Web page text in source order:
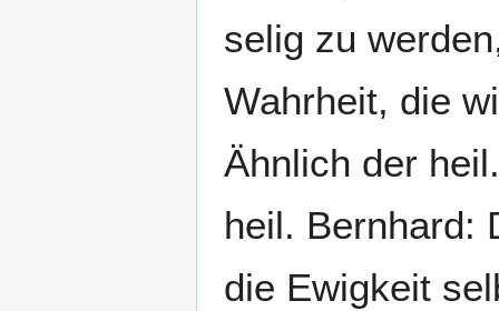
selig zu
Wahrheit, die
Ähnlich der
heil. Bernhard:
die Ewigkeit